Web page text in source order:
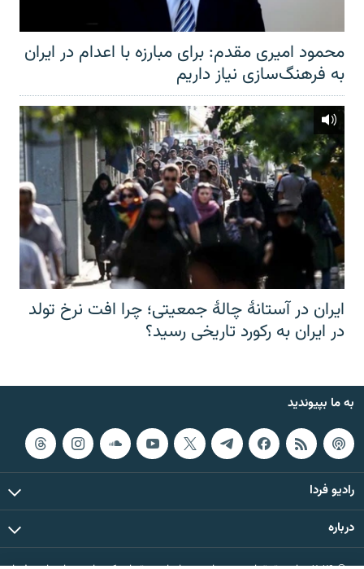
محمود امیری مقدم: برای مبارزه با اعدام در ایران
به فرهنگ‌سازی نیاز داریم
ایران در آستانهٔ چالهٔ جمعیتی؛ چرا افت نرخ تولد
در ایران به رکورد تاریخی رسید؟
به ما بپیوندید
رادیو فردا
درباره